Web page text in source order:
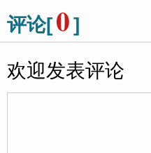
评论[0]
欢迎发表评论